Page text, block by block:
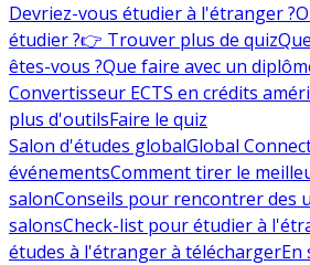
Devriez-vous étudier à l'étranger ?
étudier ?👉 Trouver plus de quiz
êtes-vous ?Que faire avec un
Convertisseur ECTS en crédits
plus d'outilsFaire le quiz
Salon d'études globalGlobal
événementsComment tirer le
salonConseils pour rencontrer des
salonsCheck-list pour étudier à
études à l'étranger à téléchargerEn